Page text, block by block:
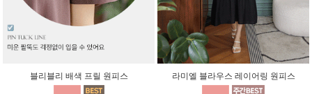
블리블리 배색 프릴 원피스 라미엘 블라우스 레이어링 원피스